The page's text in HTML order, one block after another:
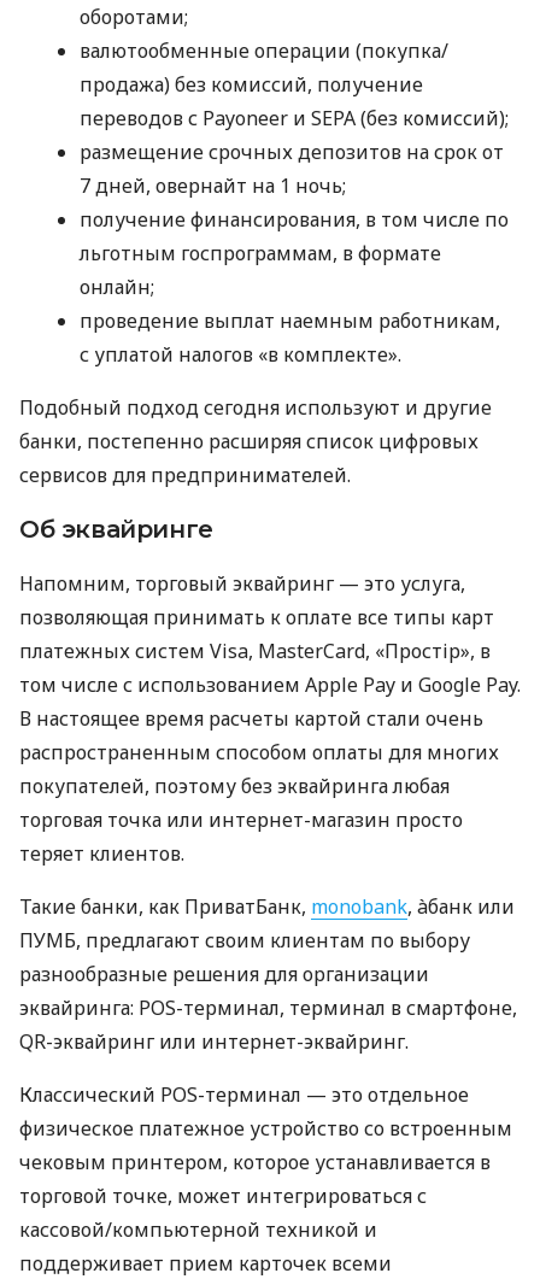
оборотами;
валютообменные операции (покупка/
продажа) без комиссий, получение
переводов с Payoneer и SEPA (без комиссий);
размещение срочных депозитов на срок от
7 дней, овернайт на 1 ночь;
получение финансирования, в том числе по
льготным госпрограммам, в формате
онлайн;
проведение выплат наемным работникам,
с уплатой налогов «в комплекте».
Подобный подход сегодня используют и другие
банки, постепенно расширяя список цифровых
сервисов для предпринимателей.
Об эквайринге
Напомним, торговый эквайринг — это услуга,
позволяющая принимать к оплате все типы карт
платежных систем Visa, MasterCard, «Простір», в
том числе с использованием Apple Pay и Google Pay.
В настоящее время расчеты картой стали очень
распространенным способом оплаты для многих
покупателей, поэтому без эквайринга любая
торговая точка или интернет-магазин просто
теряет клиентов.
Такие банки, как ПриватБанк, monobank, àбанк или
ПУМБ, предлагают своим клиентам по выбору
разнообразные решения для организации
эквайринга: POS-терминал, терминал в смартфоне,
QR-эквайринг или интернет-эквайринг.
Классический POS-терминал — это отдельное
физическое платежное устройство со встроенным
чековым принтером, которое устанавливается в
торговой точке, может интегрироваться с
кассовой/компьютерной техникой и
поддерживает прием карточек всеми